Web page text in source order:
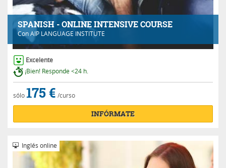
SPANISH - ONLINE INTENSIVE COURSE
ConAIP LANGUAGE INSTITUTE
Excelente
¡Bien! Responde <24 h.
sólo175 € /curso
INFÓRMATE
Inglés online